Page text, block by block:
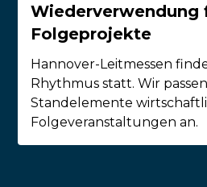
Wiederverwendung
Folgeprojekte
Hannover-Leitmessen
Rhythmus statt. Wir
Standelemente
Folgeveranstaltungen an.